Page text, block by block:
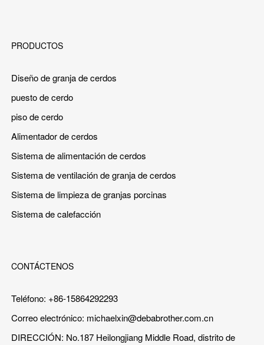
PRODUCTOS
Diseño de granja de cerdos
puesto de cerdo
piso de cerdo
Alimentador de cerdos
Sistema de alimentación de cerdos
Sistema de ventilación de granja de cerdos
Sistema de limpieza de granjas porcinas
Sistema de calefacción
CONTÁCTENOS
Teléfono: +86-15864292293
Correo electrónico: michaelxin@debabrother.com.cn
DIRECCIÓN: No.187 Heilongjiang Middle Road, distrito de